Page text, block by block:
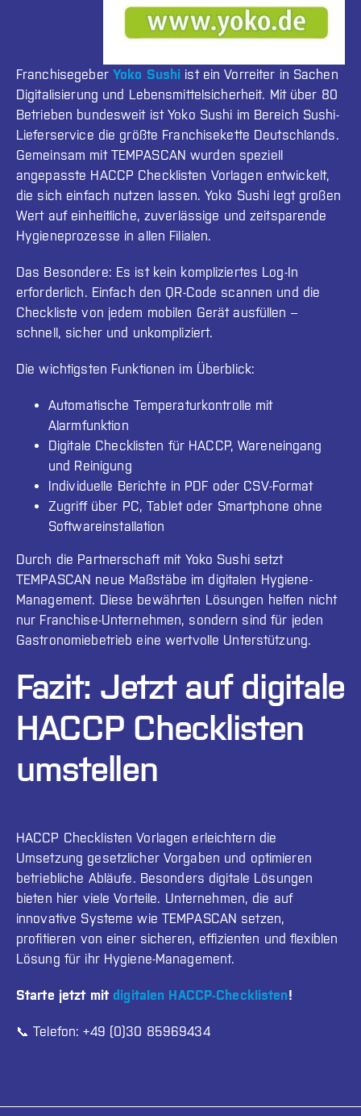
Franchisegeber Yoko Sushi ist ein Vorreiter in Sachen
Digitalisierung und Lebensmittelsicherheit. Mit über 80
Betrieben bundesweit ist Yoko Sushi im Bereich Sushi-
Lieferservice die größte Franchisekette Deutschlands.
Gemeinsam mit TEMPASCAN wurden speziell
angepasste HACCP Checklisten Vorlagen entwickelt,
die sich einfach nutzen lassen. Yoko Sushi legt großen
Wert auf einheitliche, zuverlässige und zeitsparende
Hygieneprozesse in allen Filialen.
Das Besondere: Es ist kein kompliziertes Log-In
erforderlich. Einfach den QR-Code scannen und die
Checkliste von jedem mobilen Gerät ausfüllen –
schnell, sicher und unkompliziert.
Die wichtigsten Funktionen im Überblick:
Automatische Temperaturkontrolle mit
Alarmfunktion
Digitale Checklisten für HACCP, Wareneingang
und Reinigung
Individuelle Berichte in PDF oder CSV-Format
Zugriff über PC, Tablet oder Smartphone ohne
Softwareinstallation
Durch die Partnerschaft mit Yoko Sushi setzt
TEMPASCAN neue Maßstäbe im digitalen Hygiene-
Management. Diese bewährten Lösungen helfen nicht
nur Franchise-Unternehmen, sondern sind für jeden
Gastronomiebetrieb eine wertvolle Unterstützung.
Fazit: Jetzt auf digitale
HACCP Checklisten
umstellen
HACCP Checklisten Vorlagen erleichtern die
Umsetzung gesetzlicher Vorgaben und optimieren
betriebliche Abläufe. Besonders digitale Lösungen
bieten hier viele Vorteile. Unternehmen, die auf
innovative Systeme wie TEMPASCAN setzen,
profitieren von einer sicheren, effizienten und flexiblen
Lösung für ihr Hygiene-Management.
Starte jetzt mit digitalen HACCP-Checklisten!
📞 Telefon: +49 (0)30 85969434